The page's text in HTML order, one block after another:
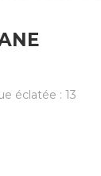
éclatée : 13